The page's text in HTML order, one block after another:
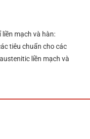
liền mạch và hàn:
tiêu chuẩn cho các
liền mạch và